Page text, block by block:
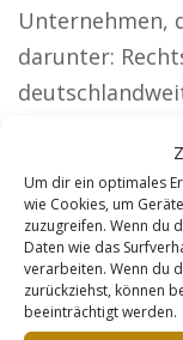
Um dir ein optimales
wie Cookies, um
zuzugreifen. Wenn du
Daten wie das
verarbeiten. Wenn du
zurückziehst, können
beeinträchtigt werden.
Unternehmen,
darunter:
gewinnen Sie
Steuerberater:
Unternehmen
gemacht.